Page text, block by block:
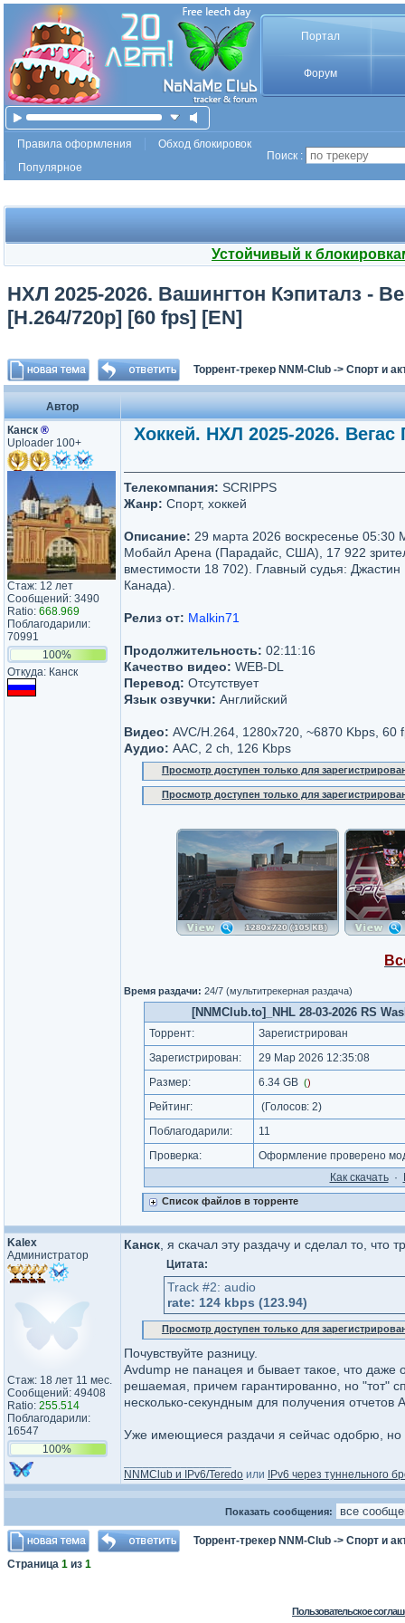
Портал
Форум
Правила оформления
Обход блокировок
Популярное
Поиск :
Устойчивый к
НХЛ 2025-2026. Вашингтон Кэпиталз -
[H.264/720p] [60 fps] [EN]
Торрент-трекер NNM-Club -> Спорт и
Автор
Канск ®
Uploader 100+
Стаж: 12 лет
Сообщений: 3490
Ratio: 668.969
Поблагодарили:
70991
100%
Откуда: Канск
Хоккей. НХЛ 2025-2026.
Телекомпания: SCRIPPS
Жанр: Спорт, хоккей
Описание: 29 марта 2026 воскресенье
Мобайл Арена (Парадайс, США), 17 922
вместимости 18 702). Главный судья:
Канада).
Релиз от: Malkin71
Продолжительность: 02:11:16
Качество видео: WEB-DL
Перевод: Отсутствует
Язык озвучки: Английский
Видео: AVC/H.264, 1280x720, ~6870 Kbps, 60
Аудио: AAC, 2 ch, 126 Kbps
Просмотр доступен только для
Просмотр доступен только для
Время раздачи: 24/7 (мультитрекерная раздача)
[NNMClub.to]_NHL 28-03-2026 RS
Торрент:
Зарегистрирован
Зарегистрирован:
29 Мар 2026 12:35:08
Размер:
6.34 GB ()
Рейтинг: (Голосов: 2)
Поблагодарили:
11
Проверка:
Оформление проверено
Как cкачать·
Список файлов в торренте
Kalex
Администратор
Стаж: 18 лет 11 мес.
Сообщений: 49408
Ratio: 255.514
Поблагодарили:
16547
100%
Канск , я скачал эту раздачу и сделал то,
Цитата:
Track #2: audio
rate: 124 kbps (123.94)
Просмотр доступен только для
Почувствуйте разницу.
Avdump не панацея и бывает такое, что даже
решаемая, причем гарантированно, но "тот"
несколько-секундным для получения
Уже имеющиеся раздачи я сейчас одобрю,
NNMClub и IPv6/Teredo или IPv6 через туннельного
Показать сообщения:
Торрент-трекер NNM-Club -> Спорт и
Страница 1 из 1
Пользовательское